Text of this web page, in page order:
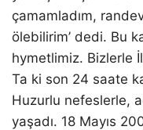
çamamladım,
ölebilirim’ dedi. Bu
hymetlimiz. Bizlerle
Ta ki son 24 saate
Huzurlu nefeslerle,
yaşadı. 18 Mayıs